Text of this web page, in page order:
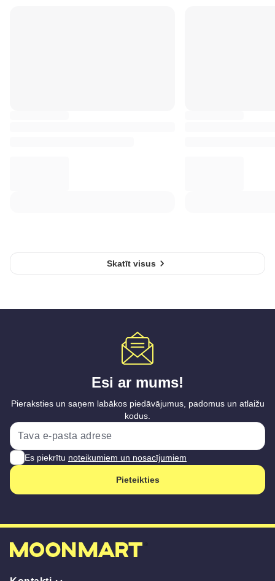
Skatīt visus
Esi ar mums!
Pieraksties un saņem labākos piedāvājumus, padomus un atlaižu
kodus.
Es piekrītu noteikumiem un nosacījumiem
Pieteikties